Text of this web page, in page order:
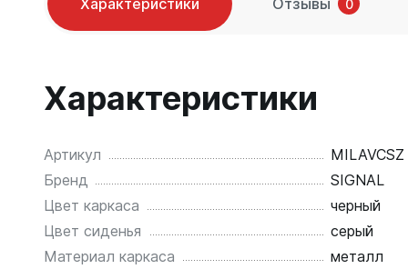
Характеристики Отзывы 0
Характеристики
Артикул
MILAVCSZ
Бренд
SIGNAL
Цвет каркаса
черный
Цвет сиденья
серый
Материал каркаса
металл